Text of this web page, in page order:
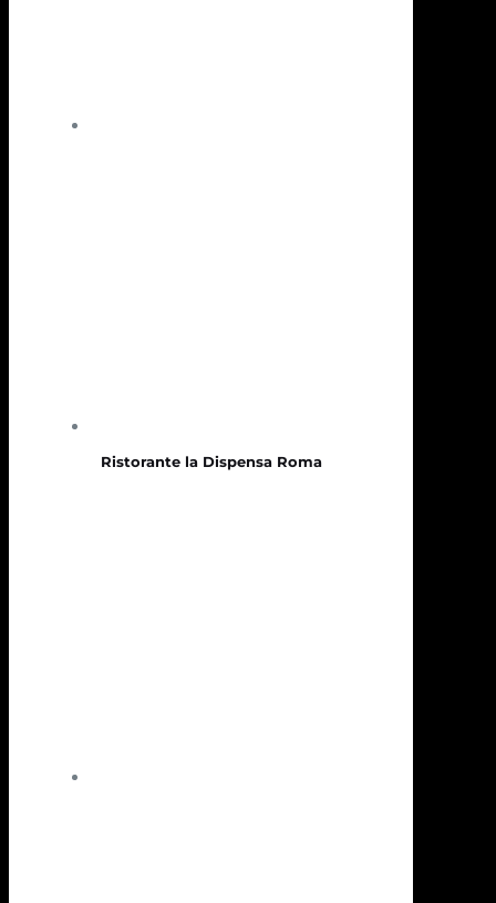
Ristorante la Dispensa Roma